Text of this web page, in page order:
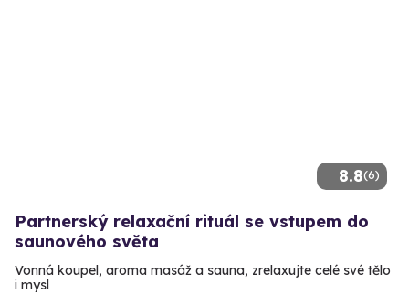
8.8(6)
Partnerský relaxační rituál se vstupem do
saunového světa
Vonná koupel, aroma masáž a sauna, zrelaxujte celé své tělo
i mysl